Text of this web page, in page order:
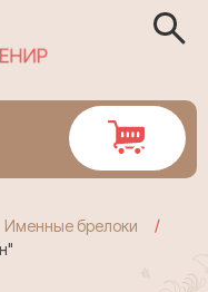
Именные брелоки